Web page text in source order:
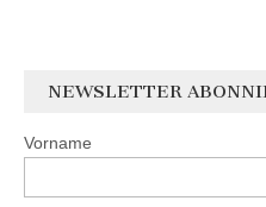
NEWSLETTER
Vorname